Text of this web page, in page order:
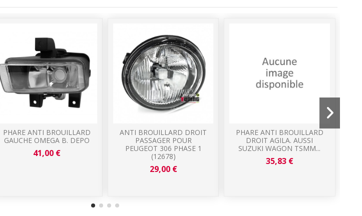
PHARE ANTI BROUILLARD
GAUCHE OMEGA B. DEPO
41,00 €
ANTI BROUILLARD DROIT
PASSAGER POUR
PEUGEOT 306 PHASE 1
(12678)
29,00 €
PHARE ANTI BROUILLARD
DROIT AGILA. AUSSI
SUZUKI WAGON TSMM...
35,83 €